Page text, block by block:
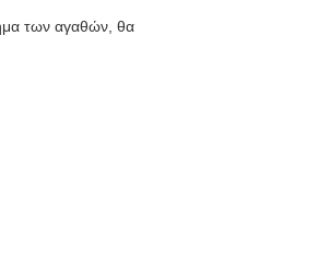
των αγαθών, θα